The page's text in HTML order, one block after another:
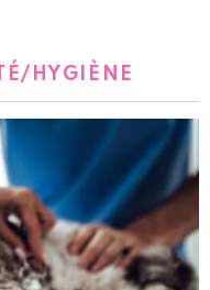
HYGIÈNE